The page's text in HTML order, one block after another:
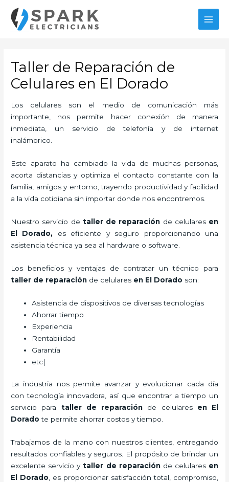
contenido
Taller de Reparación de
Celulares en El Dorado
Los celulares son el medio de comunicación más
importante, nos permite hacer conexión de manera
inmediata, un servicio de telefonía y de internet
inalámbrico.
Este aparato ha cambiado la vida de muchas personas,
acorta distancias y optimiza el contacto constante con la
familia, amigos y entorno, trayendo productividad y facilidad
a la vida cotidiana sin importar donde nos encontremos.
Nuestro servicio de taller de reparación de celulares en
El Dorado, es eficiente y seguro proporcionando una
asistencia técnica ya sea al hardware o software.
Los beneficios y ventajas de contratar un técnico para
taller de reparación de celulares en El Dorado son:
Asistencia de dispositivos de diversas tecnologías
Ahorrar tiempo
Experiencia
Rentabilidad
Garantía
etc|
La industria nos permite avanzar y evolucionar cada día
con tecnología innovadora, así que encontrar a tiempo un
servicio para taller de reparación de celularesen El
Dorado te permite ahorrar costos y tiempo.
Trabajamos de la mano con nuestros clientes, entregando
resultados confiables y seguros. El propósito de brindar un
excelente servicio ytaller de reparaciónde celularesen
El Dorado , es proporcionar satisfacción total, compromiso,